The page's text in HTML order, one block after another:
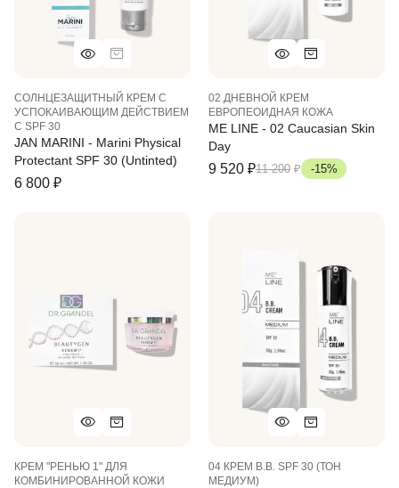
СОЛНЦЕЗАЩИТНЫЙ КРЕМ С
УСПОКАИВАЮЩИМ ДЕЙСТВИЕМ
C SPF 30
JAN MARINI - Marini Physical
Protectant SPF 30 (untinted)
6 800 ₽
02 ДНЕВНОЙ КРЕМ
ЕВРОПЕОИДНАЯ КОЖА
ME LINE - 02 Caucasian Skin
Day
9 520 ₽11 200 ₽ -15%
КРЕМ "РЕНЬЮ 1" ДЛЯ
КОМБИНИРОВАННОЙ КОЖИ
04 КРЕМ B.B. SPF 30 (ТОН
МЕДИУМ)